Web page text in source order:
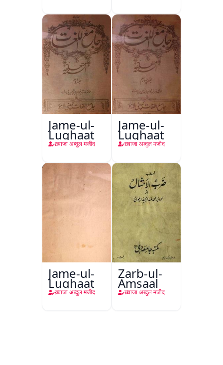
Jame-ul-
Lughaat
ख़्वाजा अब्दुल मजीद
Jame-ul-
Lughaat
ख़्वाजा अब्दुल मजीद
Jame-ul-
Lughaat
ख़्वाजा अब्दुल मजीद
Zarb-ul-
Amsaal
ख़्वाजा अब्दुल मजीद